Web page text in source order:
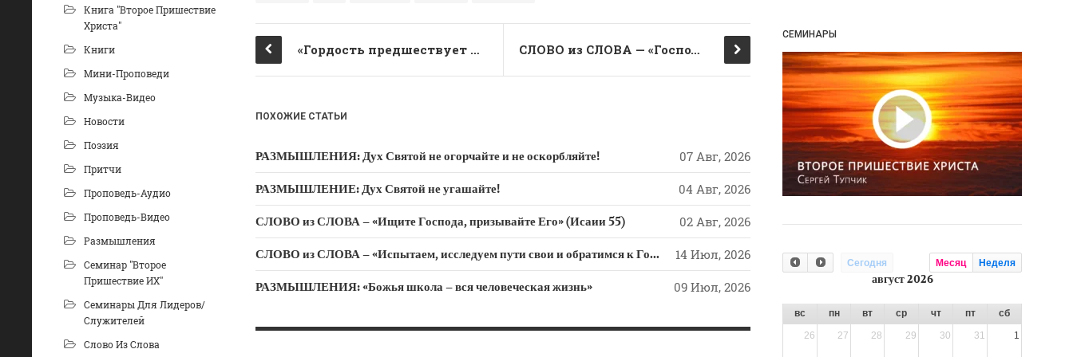
Книга "Второе Пришествие
Христа"
Книги
Мини-Проповеди
Музыка-Видео
Новости
Поэзия
Притчи
Проповедь-Аудио
Проповедь-Видео
Размышления
Семинар "Второе
Пришествие ИХ"
Семинары Для Лидеров/
Служителей
Слово Из Слова
b
o
o
kl
a
ss
ki
r
«Гордость предшествует падению». СЛОВО из СЛОВА — «Господь — хранитель твой…»
ПОХОЖИЕ СТАТЬИ
РАЗМЫШЛЕНИЯ: Дух Святой не огорчайте и не оскорбляйте! 07 Авг, 2026
РАЗМЫШЛЕНИЕ: Дух Святой не угашайте! 04 Авг, 2026
СЛОВО из СЛОВА – «Ищите Господа, призывайте Его» (Исаии 55) 02 Авг, 2026
СЛОВО из СЛОВА – «Испытаем, исследуем пути свои и обратимся к Господу» 14 Июл, 2026
РАЗМЫШЛЕНИЯ: «Божья школа – вся человеческая жизнь» 09 Июл, 2026
СЕМИНАРЫ
Сегодня Месяц Неделя
август 2026
вс пн вт ср чт пт
сб
26
27 28 29 30 31 1